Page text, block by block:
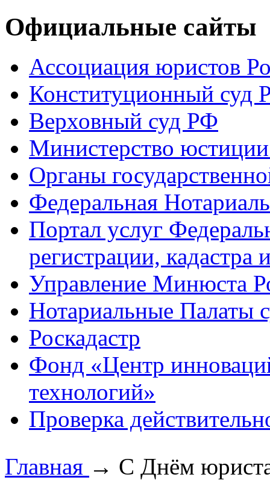
Официальные сайты
Ассоциация юристов
Конституционный суд
Верховный суд РФ
Министерство
Органы
Федеральная
Портал услуг
регистрации, кадастра
Управление Минюста
Нотариальные Палаты
Роскадастр
Фонд «Центр
технологий»
Проверка
Главная → С Днём